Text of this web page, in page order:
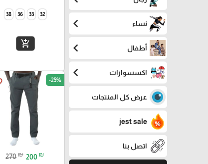
نساء chevron_left
أطفال chevron_left
اكسسوارات chevron_left
عرض كل المنتجات
jest sale
اتصل بنا
32
33
36
38
add_shopping_cart
-25%
270 ₪ 200 ₪